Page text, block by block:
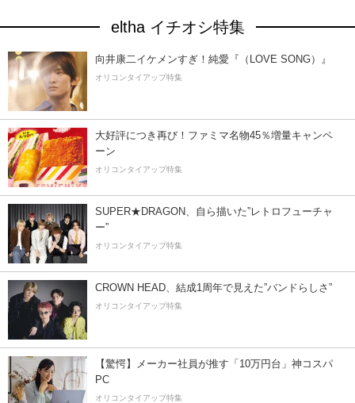
eltha イチオシ特集
向井康二イケメンすぎ！純愛『（LOVE SONG）』
オリコンタイアップ特集
大好評につき再び！ファミマ名物45％増量キャンペ
ーン
オリコンタイアップ特集
SUPER★DRAGON、自ら描いた”レトロフューチャ
ー”
オリコンタイアップ特集
CROWN HEAD、結成1周年で見えた”バンドらしさ”
オリコンタイアップ特集
【驚愕】メーカー社員が推す「10万円台」神コスパ
PC
オリコンタイアップ特集